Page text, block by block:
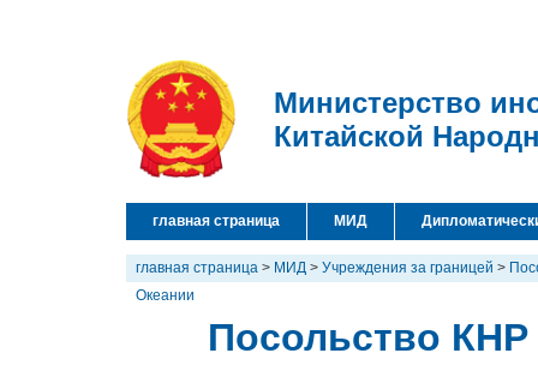
Министерство
Китайской
главная страница МИД
главная страница > МИД > Учреждения за границей >
Океании
Посольство